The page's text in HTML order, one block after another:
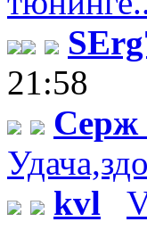
21:58
Серж
kvl